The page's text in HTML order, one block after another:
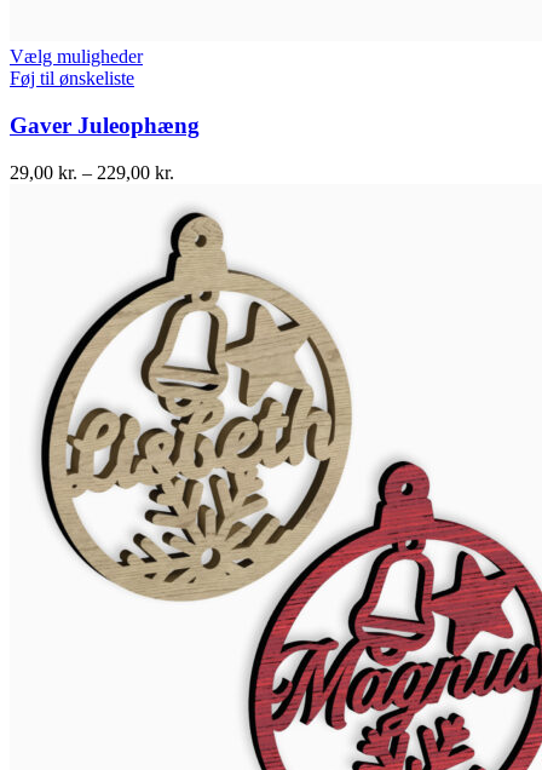
Vælg muligheder
Føj til ønskeliste
Gaver Juleophæng
29,00 kr. – 229,00 kr.